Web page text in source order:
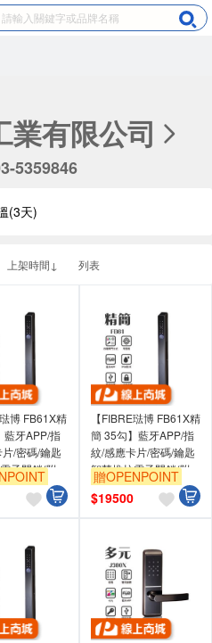
業有限公司
5359846
上架時間↓ 列表
(3天)
琺博 FB61X精
藍牙APP/指
/密碼/鑰匙
子門鎖(附
【FIBRE琺博 FB61X精
簡 35勾】藍牙APP/指
紋/感應卡片/密碼/鑰匙
智慧推拉電子門鎖(附
基本安裝)
贈OPENPOINT
$19500